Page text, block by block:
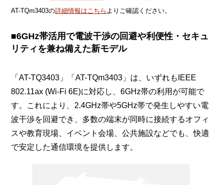
AT-TQm3403の詳細情報はこちら よりご確認ください。
■6GHz帯活用で電波干渉の回避や利便性・セキュ
リティを兼ね備えた新モデル
「AT-TQ3403」「AT-TQm3403」は、いずれもIEEE
802.11ax (Wi-Fi 6E)に対応し、6GHz帯の利用が可能で
す。これにより、2.4GHz帯や5GHz帯で発生しやすい電
波干渉を回避でき、多数の端末が同時に接続するオフィ
スや教育現場、イベント会場、公共施設などでも、快適
で安定した通信環境を提供します。